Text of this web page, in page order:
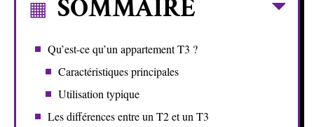
SOMMAIRE
Qu’est-ce qu’un appartement T3 ?
Caractéristiques principales
Utilisation typique
Les différences entre un T2 et un T3